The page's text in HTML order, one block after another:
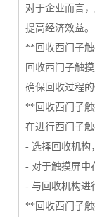
对于企业而言
提高经济效益。
**回收西门子
回收西门子触
确保回收过程的
**回收西门子
在进行西门子
- 选择回收机构
- 对于触摸屏中
- 与回收机构进
**回收西门子